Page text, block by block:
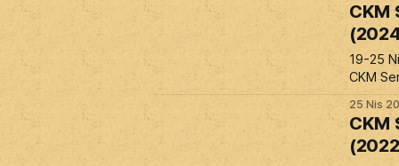
CKM
19-25
CKM
25 Nis
CKM